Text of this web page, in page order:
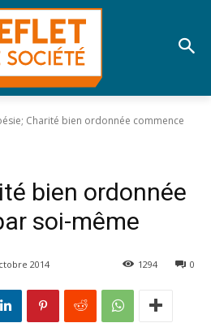
Charité bien ordonnée commence
bien ordonnée
soi-même
2014 0
1294